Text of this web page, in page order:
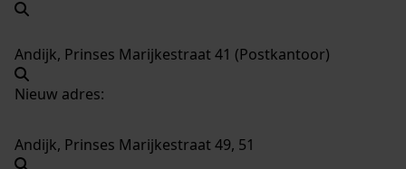
Andijk, Prinses Marijkestraat 41 (Postkantoor)
Nieuw adres:
Andijk, Prinses Marijkestraat 49, 51